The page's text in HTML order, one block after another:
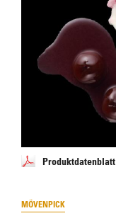
Produktdatenblatt
MÖVENPICK